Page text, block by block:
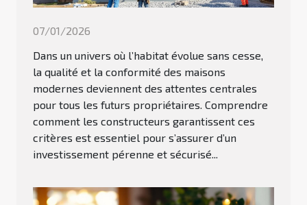
07/01/2026
Dans un univers où l’habitat évolue sans cesse,
la qualité et la conformité des maisons
modernes deviennent des attentes centrales
pour tous les futurs propriétaires. Comprendre
comment les constructeurs garantissent ces
critères est essentiel pour s’assurer d’un
investissement pérenne et sécurisé...